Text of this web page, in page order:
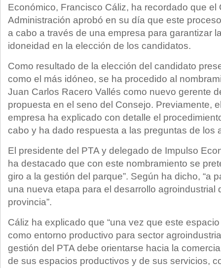
Económico, Francisco Cáliz, ha recordado que el
Administración aprobó en su día que este
a cabo a través de una empresa para garantizar
idoneidad en la elección de los candidatos.
Como resultado de la elección del candidato
como el más idóneo, se ha procedido al
Juan Carlos Racero Vallés como nuevo gerente
propuesta en el seno del Consejo. Previamente,
empresa ha explicado con detalle el
cabo y ha dado respuesta a las preguntas de los
El presidente del PTA y delegado de Impulso
ha destacado que con este nombramiento se
giro a la gestión del parque”. Según ha dicho, “a
una nueva etapa para el desarrollo agroindustrial
provincia”.
Cáliz ha explicado que “una vez que este
como entorno productivo para sector
gestión del PTA debe orientarse hacia la
de sus espacios productivos y de sus servicios,